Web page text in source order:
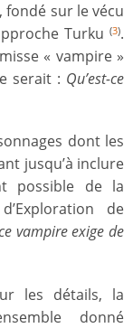
fondé sur le vécu
Turku (3).
« vampire »
serait : Qu’est-ce
dont les
jusqu’à inclure
possible de la
de
vampire exige de
les détails, la
donné